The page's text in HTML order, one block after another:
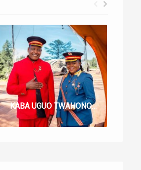
KABA UGUO TWAHONOKIRE LYRICS BY SHIRU WA GP FT GACHATHI WA THUO